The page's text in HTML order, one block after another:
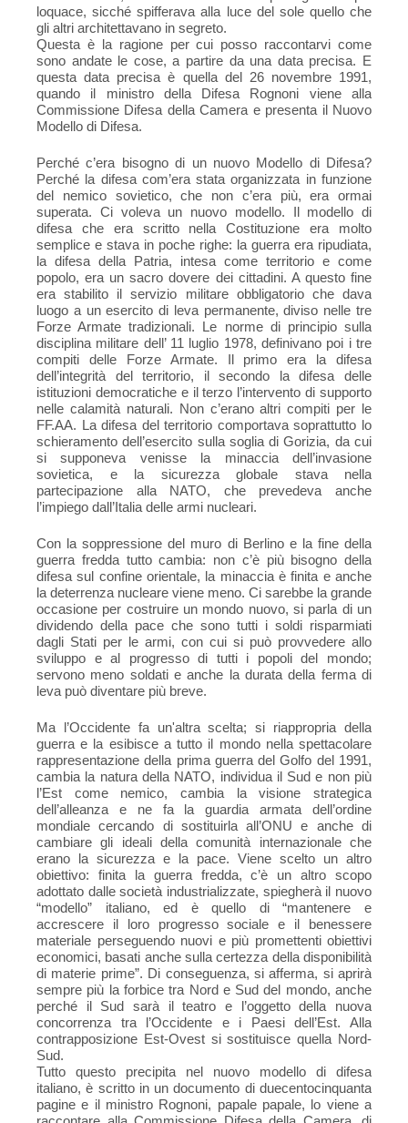
loquace, sicché spifferava alla luce del sole quello che
gli altri architettavano in segreto.
Questa è la ragione per cui posso raccontarvi come
sono andate le cose, a partire da una data precisa. E
questa data precisa è quella del 26 novembre 1991,
quando il ministro della Difesa Rognoni viene alla
Commissione Difesa della Camera e presenta il Nuovo
Modello di Difesa.
Perché c’era bisogno di un nuovo Modello di Difesa?
Perché la difesa com’era stata organizzata in funzione
del nemico sovietico, che non c’era più, era ormai
superata. Ci voleva un nuovo modello. Il modello di
difesa che era scritto nella Costituzione era molto
semplice e stava in poche righe: la guerra era ripudiata,
la difesa della Patria, intesa come territorio e come
popolo, era un sacro dovere dei cittadini. A questo fine
era stabilito il servizio militare obbligatorio che dava
luogo a un esercito di leva permanente, diviso nelle tre
Forze Armate tradizionali. Le norme di principio sulla
disciplina militare dell’ 11 luglio 1978, definivano poi i tre
compiti delle Forze Armate. Il primo era la difesa
dell’integrità del territorio, il secondo la difesa delle
istituzioni democratiche e il terzo l’intervento di supporto
nelle calamità naturali. Non c’erano altri compiti per le
FF.AA. La difesa del territorio comportava soprattutto lo
schieramento dell’esercito sulla soglia di Gorizia, da cui
si supponeva venisse la minaccia dell’invasione
sovietica, e la sicurezza globale stava nella
partecipazione alla NATO, che prevedeva anche
l’impiego dall’Italia delle armi nucleari.
Con la soppressione del muro di Berlino e la fine della
guerra fredda tutto cambia: non c’è più bisogno della
difesa sul confine orientale, la minaccia è finita e anche
la deterrenza nucleare viene meno. Ci sarebbe la grande
occasione per costruire un mondo nuovo, si parla di un
dividendo della pace che sono tutti i soldi risparmiati
dagli Stati per le armi, con cui si può provvedere allo
sviluppo e al progresso di tutti i popoli del mondo;
servono meno soldati e anche la durata della ferma di
leva può diventare più breve.
Ma l’Occidente fa un'altra scelta; si riappropria della
guerra e la esibisce a tutto il mondo nella spettacolare
rappresentazione della prima guerra del Golfo del 1991,
cambia la natura della NATO, individua il Sud e non più
l’Est come nemico, cambia la visione strategica
dell’alleanza e ne fa la guardia armata dell’ordine
mondiale cercando di sostituirla all’ONU e anche di
cambiare gli ideali della comunità internazionale che
erano la sicurezza e la pace. Viene scelto un altro
obiettivo: finita la guerra fredda, c’è un altro scopo
adottato dalle società industrializzate, spiegherà il nuovo
“modello” italiano, ed è quello di “mantenere e
accrescere il loro progresso sociale e il benessere
materiale perseguendo nuovi e più promettenti obiettivi
economici, basati anche sulla certezza della disponibilità
di materie prime”. Di conseguenza, si afferma, si aprirà
sempre più la forbice tra Nord e Sud del mondo, anche
perché il Sud sarà il teatro e l’oggetto della nuova
concorrenza tra l’Occidente e i Paesi dell’Est. Alla
contrapposizione Est-Ovest si sostituisce quella Nord-
Sud.
Tutto questo precipita nel nuovo modello di difesa
italiano, è scritto in un documento di duecentocinquanta
pagine e il ministro Rognoni, papale papale, lo viene a